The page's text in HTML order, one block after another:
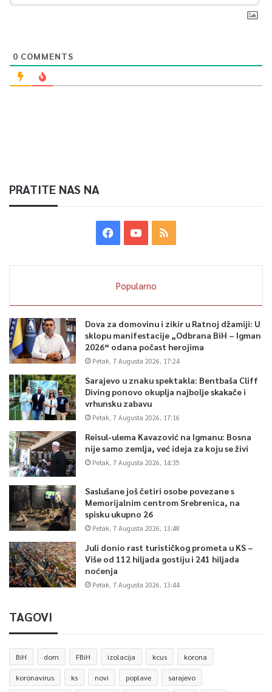
0 COMMENTS
PRATITE NAS NA
Popularno
Dova za domovinu i zikir u Ratnoj džamiji: U
sklopu manifestacije „Odbrana BiH – Igman
2026“ odana počast herojima
Petak, 7 Augusta 2026, 17:24
Sarajevo u znaku spektakla: Bentbaša Cliff
Diving ponovo okuplja najbolje skakače i
vrhunsku zabavu
Petak, 7 Augusta 2026, 17:16
Reisul-ulema Kavazović na Igmanu: Bosna
nije samo zemlja, već ideja za koju se živi
Petak, 7 Augusta 2026, 14:35
Saslušane još četiri osobe povezane s
Memorijalnim centrom Srebrenica, na
spisku ukupno 26
Petak, 7 Augusta 2026, 13:48
Juli donio rast turističkog prometa u KS –
Više od 112 hiljada gostiju i 241 hiljada
noćenja
Petak, 7 Augusta 2026, 13:44
TAGOVI
BiH dom FBiH izolacija kcus korona
koronavirus ks novi poplave sarajevo